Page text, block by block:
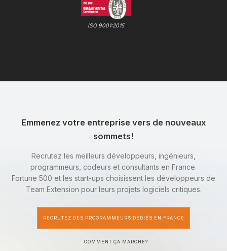
ISO 9001:2015
Emmenez votre entreprise vers de nouveaux
sommets!
Recrutez les meilleurs développeurs, ingénieurs,
programmeurs, codeurs et consultants en France.
Fortune 500 et les start-ups choisissent les développeurs de
Team Extension pour leurs projets logiciels critiques.
RECRUTEZ DES PROGRAMMEURS DÉDIÉS EN FRANCE
COMMENT ÇA MARCHE?